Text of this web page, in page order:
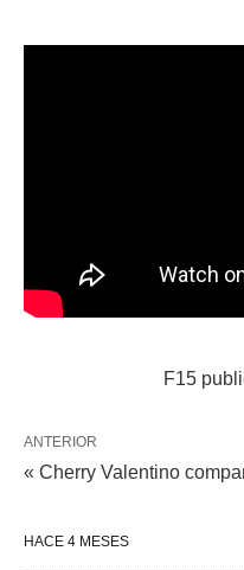
F15
ANTERIOR
« Cherry Valentino
HACE 4 MESES